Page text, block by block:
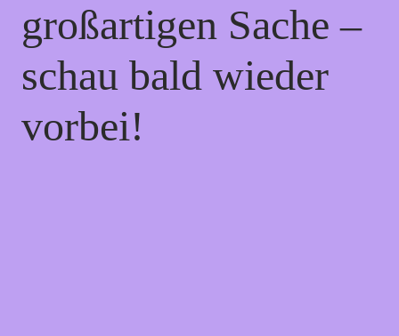
großartigen Sache –
schau bald wieder
vorbei!